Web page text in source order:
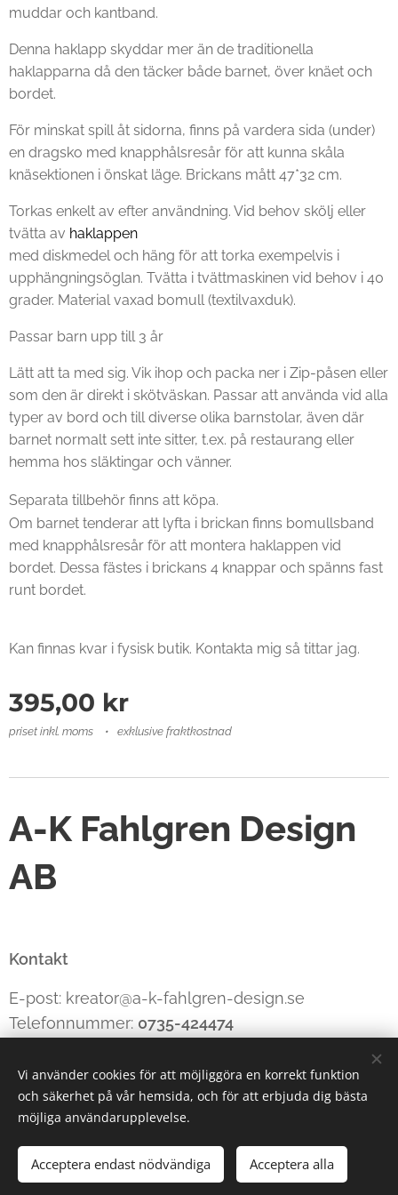
muddar och kantband.
Denna haklapp skyddar mer än de traditionella
haklapparna då den täcker både barnet, över knäet och
bordet.
För minskat spill åt sidorna, finns på vardera sida (under)
en dragsko med knapphålsresår för att kunna skåla
knäsektionen i önskat läge. Brickans mått 47*32 cm.
Torkas enkelt av efter användning. Vid behov skölj eller
tvätta av haklappen
med diskmedel och häng för att torka exempelvis i
upphängningsöglan. Tvätta i tvättmaskinen vid behov i 40
grader. Material vaxad bomull (textilvaxduk).
Passar barn upp till 3 år
Lätt att ta med sig. Vik ihop och packa ner i Zip-påsen eller
som den är direkt i skötväskan. Passar att använda vid alla
typer av bord och till diverse olika barnstolar, även där
barnet normalt sett inte sitter, t.ex. på restaurang eller
hemma hos släktingar och vänner.
Separata tillbehör finns att köpa.
Om barnet tenderar att lyfta i brickan finns bomullsband
med knapphålsresår för att montera haklappen vid
bordet. Dessa fästes i brickans 4 knappar och spänns fast
runt bordet.
Kan finnas kvar i fysisk butik. Kontakta mig så tittar jag.
395,00 kr
priset inkl. moms exklusive fraktkostnad
Lägg i kundvagnen
A-K Fahlgren Design
AB
Kontakt
E-post: kreator@a-k-fahlgren-design.se
Telefonnummer: 0735-424474
Cookies
Vi använder cookies för att möjliggöra en korrekt funktion
och säkerhet på vår hemsida, och för att erbjuda dig bästa
möjliga användarupplevelse.
Acceptera endast nödvändiga Acceptera alla